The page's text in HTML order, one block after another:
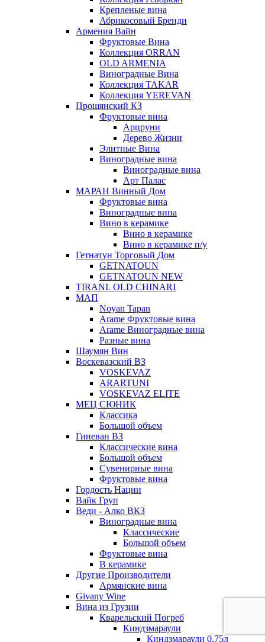
Крепленые вина
Абрикосовый Бренди
Армения Вайн
Фруктовые Вина
Коллекция ORRAN
OLD ARMENIA
Виноградные Вина
Коллекция TAKAR
Коллекция YEREVAN
Прошянский КЗ
Фруктовые вина
Арцруни
Дерево Жизни
Элитные Вина
Виноградные вина
Виноградные вина
Арт Палас
МАРАН Винный Дом
Фруктовые вина
Виноградные вина
Вино в керамике
Вино в керамике
Вино в керамике п/у
Гетнатун Торговый Дом
GETNATOUN
GETNATOUN NEW
TIRANI. OLD CHINARI
МАП
Noyan Tapan
Arame Фруктовые вина
Arame Виноградные вина
Разные вина
Шаумян Вин
Воскевазский ВЗ
VOSKEVAZ
ARARTUNI
VOSKEVAZ ELITE
МЕЦ СЮНИК
Классика
Большой объем
Гиневан ВЗ
Классические вина
Большой объем
Сувенирные вина
Фруктовые вина
Гордость Нации
Вайк Груп
Веди - Алко ВКЗ
Виноградные вина
Классические
Большой объем
Фруктовые вина
В керамике
Другие Производители
Армянские вина
Givany Wine
Вина из Грузии
Кварельский Погреб
Киндзмараули
Киндзмараули 0,75л